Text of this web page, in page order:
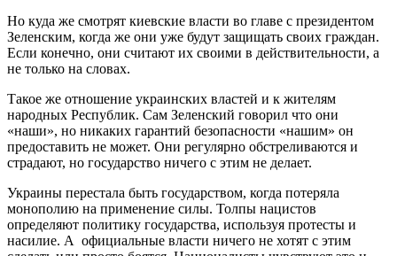
Но куда же смотрят киевские власти во главе с президентом
Зеленским, когда же они уже будут защищать своих граждан.
Если конечно, они считают их своими в действительности, а
не только на словах.
Такое же отношение украинских властей и к жителям
народных Республик. Сам Зеленский говорил что они
«наши», но никаких гарантий безопасности «нашим» он
предоставить не может. Они регулярно обстреливаются и
страдают, но государство ничего с этим не делает.
Украины перестала быть государством, когда потеряла
монополию на применение силы. Толпы нацистов
определяют политику государства, используя протесты и
насилие. А официальные власти ничего не хотят с этим